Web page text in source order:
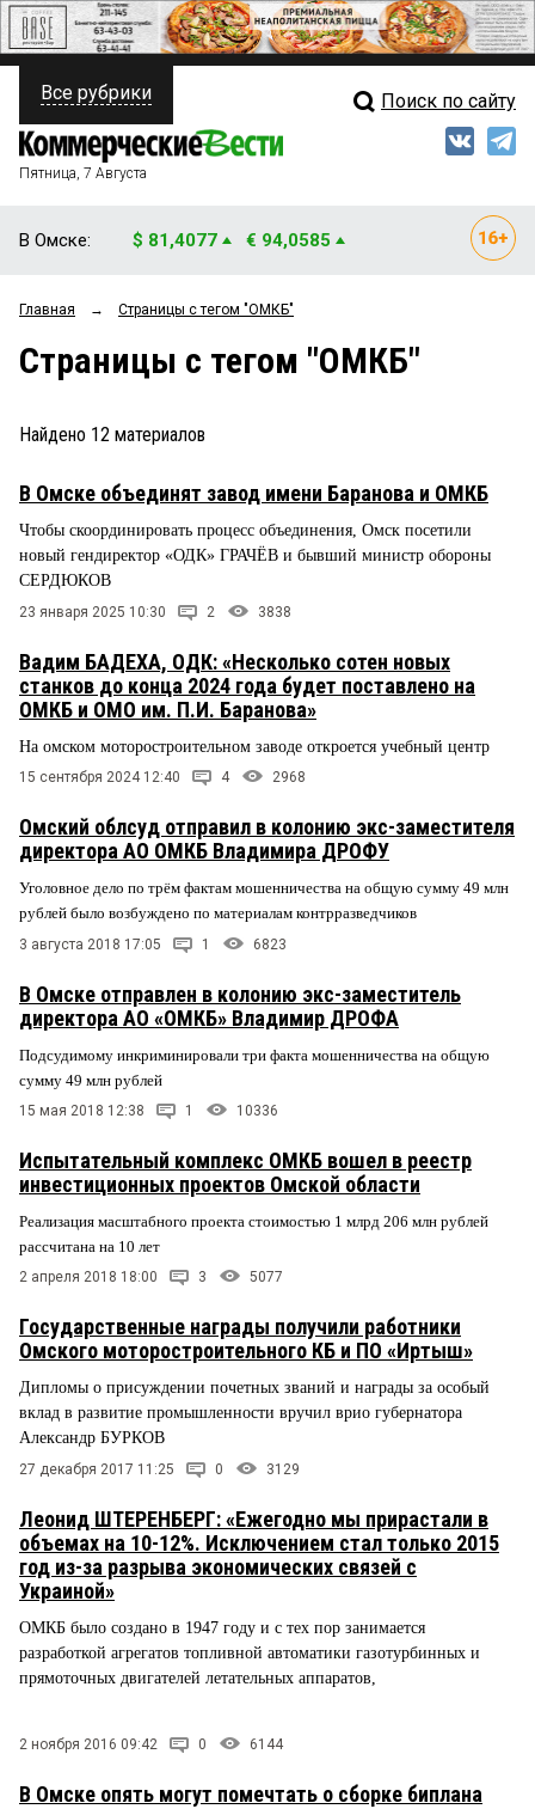
ПОЛИТИКА
ФИНАНСЫ
ОБЩЕСТВО
ЗАКОН
НОВОСТИ КОМПАНИЙ
ПРОИСШЕСТВИЯ
СТИЛЬ ЖИЗНИ
Свежий выпуск
Рейтинги
Все рубрики Поиск по сайту
Пятница, 7 Августа
В Омске: $ 81,4077 € 94,0585
Главная → Страницы c тегом "ОМКБ"
Страницы c тегом "ОМКБ"
Найдено 12 материалов
В Омске объединят завод имени Баранова и ОМКБ
Чтобы скоординировать процесс объединения, Омск посетили
новый гендиректор «ОДК» ГРАЧЁВ и бывший министр обороны
СЕРДЮКОВ
23 января 2025 10:30 2 3838
Вадим БАДЕХА, ОДК: «Несколько сотен новых
станков до конца 2024 года будет поставлено на
ОМКБ и ОМО им. П.И. Баранова»
На омском моторостроительном заводе откроется учебный центр
15 сентября 2024 12:40 4 2968
Омский облсуд отправил в колонию экс-заместителя
директора АО ОМКБ Владимира ДРОФУ
Уголовное дело по трём фактам мошенничества на общую сумму 49 млн
рублей было возбуждено по материалам контрразведчиков
3 августа 2018 17:05 1 6823
В Омске отправлен в колонию экс-заместитель
директора АО «ОМКБ» Владимир ДРОФА
Подсудимому инкриминировали три факта мошенничества на общую
сумму 49 млн рублей
15 мая 2018 12:38 1 10336
Испытательный комплекс ОМКБ вошел в реестр
инвестиционных проектов Омской области
Реализация масштабного проекта стоимостью 1 млрд 206 млн рублей
рассчитана на 10 лет
2 апреля 2018 18:00 3 5077
Государственные награды получили работники
Омского моторостроительного КБ и ПО «Иртыш»
Дипломы о присуждении почетных званий и награды за особый
вклад в развитие промышленности вручил врио губернатора
Александр БУРКОВ
27 декабря 2017 11:25 0 3129
Леонид ШТЕРЕНБЕРГ: «Ежегодно мы прирастали в
объемах на 10-12%. Исключением стал только 2015
год из-за разрыва экономических связей с
Украиной»
ОМКБ было создано в 1947 году и с тех пор занимается
разработкой агрегатов топливной автоматики газотурбинных и
прямоточных двигателей летательных аппаратов,
2 ноября 2016 09:42 0 6144
В Омске опять могут помечтать о сборке биплана